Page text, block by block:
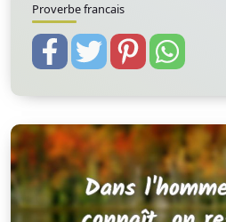
Proverbe francais